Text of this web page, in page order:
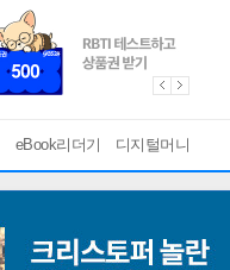
eBook리더기 디지털머니